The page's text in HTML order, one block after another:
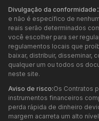
Divulgação da conformidade：
e não é específico de
reais serão determinados
você escolher para ser
regulamentos locais que
baixar, distribuir, disseminar,
qualquer um ou todos os
neste site.
Aviso de risco:Os Contratos
instrumentos financeiros
perda rápida de dinheiro
margem acarreta um alto